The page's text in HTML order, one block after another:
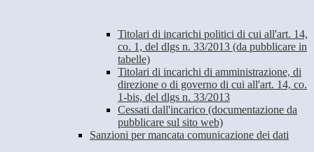
Titolari di incarichi politici di cui all'art. 14,
co. 1, del dlgs n. 33/2013 (da pubblicare in
tabelle)
Titolari di incarichi di amministrazione, di
direzione o di governo di cui all'art. 14, co.
1-bis, del dlgs n. 33/2013
Cessati dall'incarico (documentazione da
pubblicare sul sito web)
Sanzioni per mancata comunicazione dei dati